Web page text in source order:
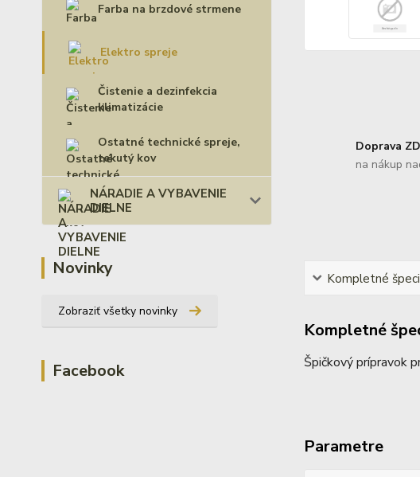
Farba na brzdové strmene
Elektro spreje
Čistenie a dezinfekcia
klimatizácie
Ostatné technické spreje,
tekutý kov
NÁRADIE A VYBAVENIE
DIELNE
Novinky
Zobraziť všetky novinky
Facebook
Doprava
na nákup
Kompletné
Kompletné
Špičkový prípravok
Parametre